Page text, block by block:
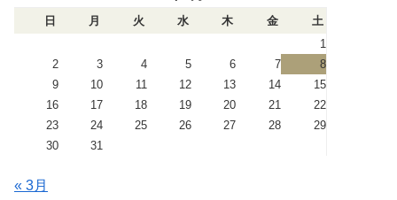
日 月 火 水 木 金
土
1
2
3 4 5 6 7
8
9
10 11 12 13 14
15
16
17 18 19 20 21
22
23
24 25 26 27 28
29
30
31
« 3月